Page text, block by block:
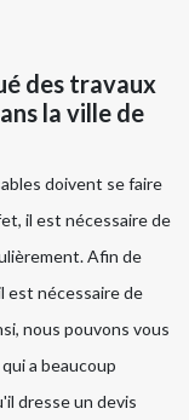
des travaux
la ville de
doivent se faire
il est nécessaire de
Afin de
est nécessaire de
nous pouvons vous
a beaucoup
dresse un devis